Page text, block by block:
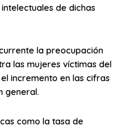
de dichas
la preocupación
las mujeres víctimas del
incremento en las cifras
general.
como la tasa de